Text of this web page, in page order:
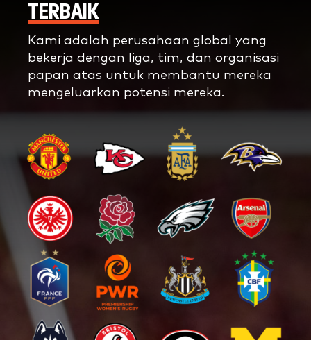
TERBAIK
Kami adalah perusahaan global yang
bekerja dengan liga, tim, dan organisasi
papan atas untuk membantu mereka
mengeluarkan potensi mereka.